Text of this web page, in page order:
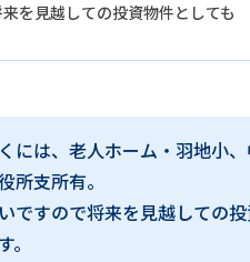
を見越しての投資物件としても
には、老人ホーム・羽地小、
所支所有。
ですので将来を見越しての
。